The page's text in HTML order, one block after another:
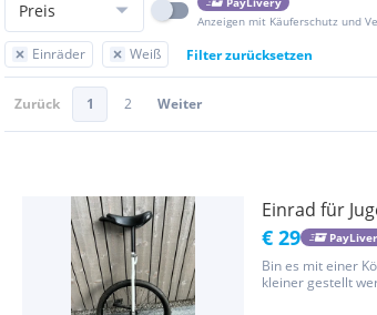
Preis
Anzeigen mit Käuferschutz und
Einräder Weiß Filter zurücksetzen
Zurück 1 2 Weiter
Einrad für
€ 29
Bin es mit einer
kleiner gestellt